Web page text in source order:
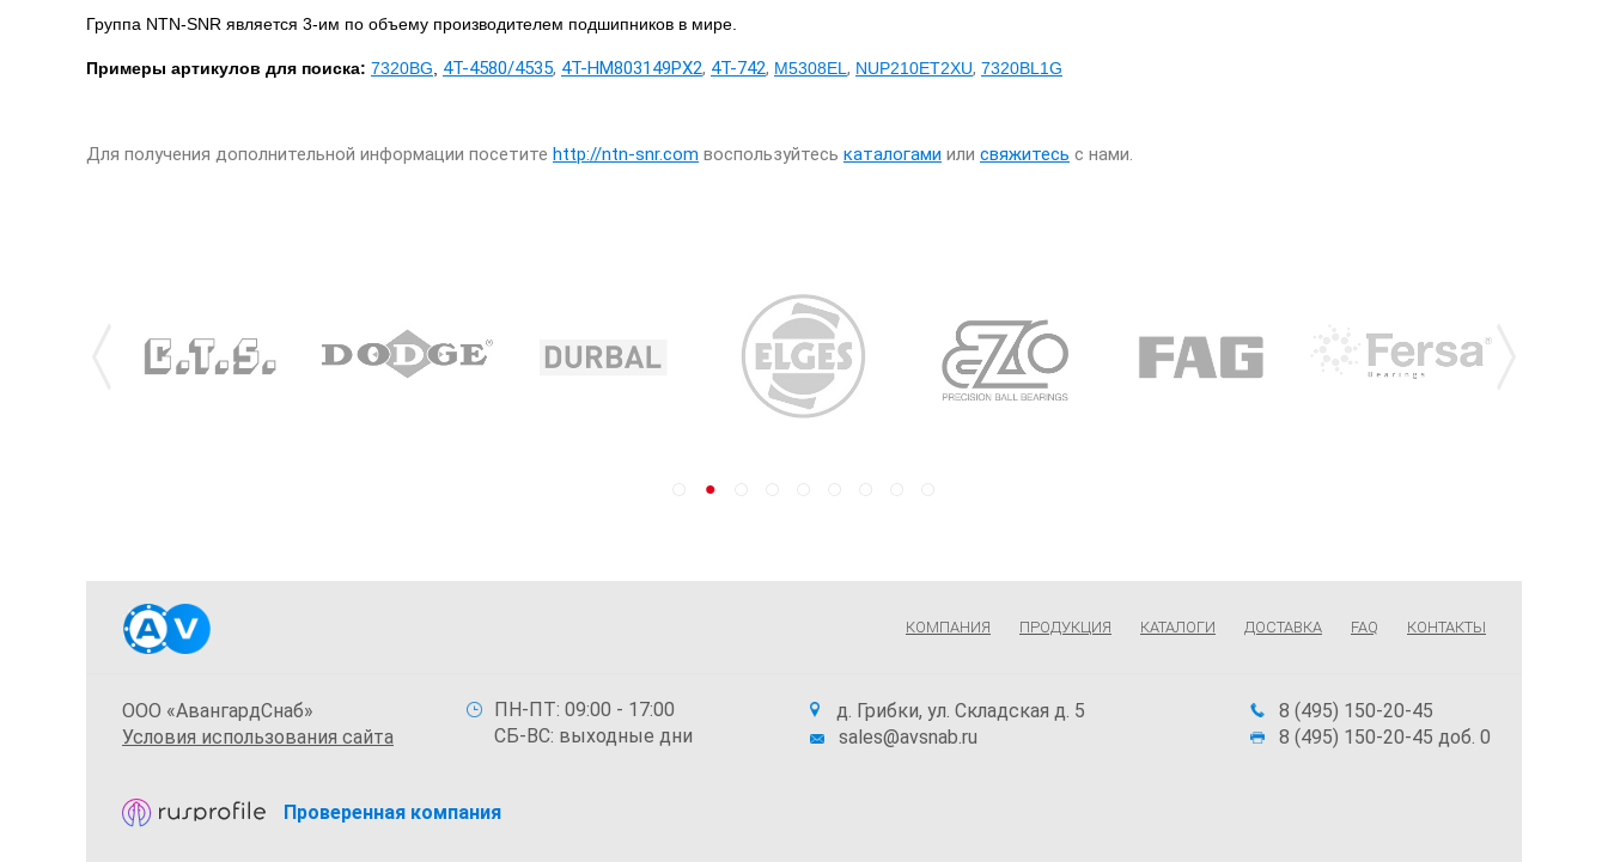
Группа NTN-SNR является 3-им по объему производителем подшипников в мире.
Примеры артикулов для поиска: 7320BG 4T-4580/4535, 4T-HM803149PX2, 4T-742, M5308EL , NUP210ET2XU, 7320BL1G
Для получения дополнительной информации посетите http://ntn-snr.com воспользуйтесь каталогами или свяжитесь с нами.
КОМПАНИЯ ПРОДУКЦИЯ КАТАЛОГИ ДОСТАВКА FAQ КОНТАКТЫ
ООО «АвангардСнаб»
Условия использования сайта
ПН-ПТ: 09:00 - 17:00
СБ-ВС: выходные дни
д. Грибки, ул. Складская д. 5
sales@avsnab.ru
8 (495) 150-20-45
8 (495) 150-20-45 доб. 0
Проверенная компания